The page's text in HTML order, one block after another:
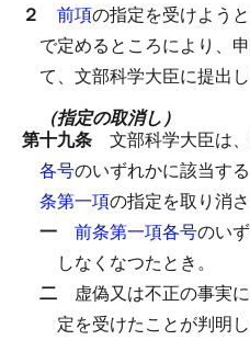
２ 前項の指定を受けよう
で定めるところにより、
て、文部科学大臣に提出
（指定の取消し）
第十九条 文部科学大臣は
各号のいずれかに該当す
条第一項の指定を取り消
一 前条第一項各号のい
しなくなつたとき。
二 虚偽又は不正の事実
定を受けたことが判明し